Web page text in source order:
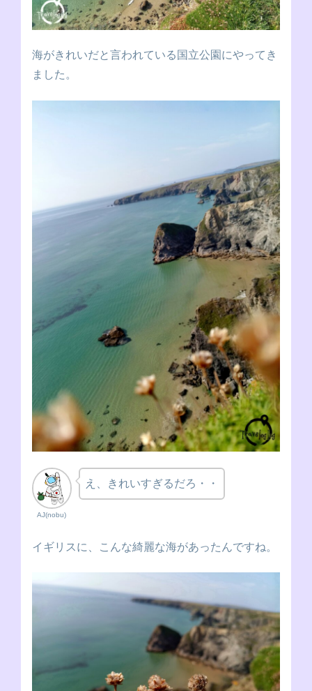
海がきれいだと言われている国立公園にやってき
ました。
AJ(nobu)
え、きれいすぎるだろ・・
イギリスに、こんな綺麗な海があったんですね。